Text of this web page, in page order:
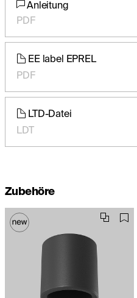
Anleitung
PDF
EE label EPREL
PDF
LTD-Datei
LDT
Zubehöre